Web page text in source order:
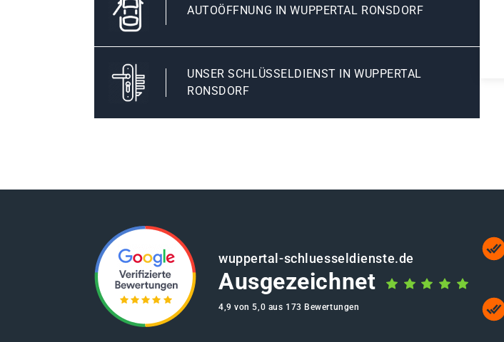
AUTOÖFFNUNG IN WUPPERTAL RONSDORF
UNSER SCHLÜSSELDIENST IN WUPPERTAL
RONSDORF
wuppertal-schluesseldienste.de
Ausgezeichnet
4,9 von 5,0 aus 173 Bewertungen